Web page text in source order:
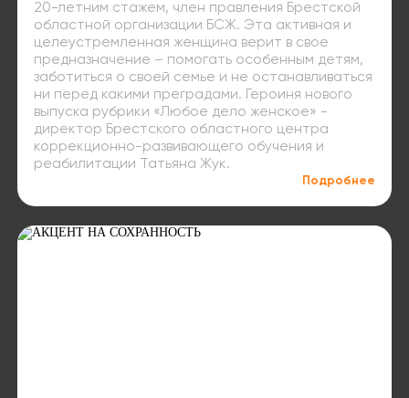
20-летним стажем, член правления Брестской
областной организации БСЖ. Эта активная и
целеустремленная женщина верит в свое
предназначение – помогать особенным детям,
заботиться о своей семье и не останавливаться
ни перед какими преградами. Героиня нового
выпуска рубрики «Любое дело женское» -
директор Брестского областного центра
коррекционно-развивающего обучения и
реабилитации Татьяна Жук.
Подробнее